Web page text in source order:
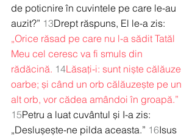
de poticnire în cuvintele pe care le-au
auzit?” 13Drept răspuns, El le-a zis:
„Orice răsad pe care nu l-a sădit Tatăl
Meu cel ceresc va fi smuls din
rădăcină. 14Lăsați-i: sunt niște călăuze
oarbe; și când un orb călăuzește pe un
alt orb, vor cădea amândoi în groapă.”
15Petru a luat cuvântul și I-a zis:
„Deslușește-ne pilda aceasta.” 16Isus